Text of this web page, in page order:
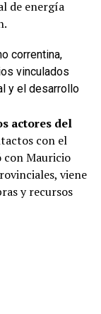
de energía
correntina,
vinculados
y el desarrollo
actores del
con el
con Mauricio
viene
y recursos